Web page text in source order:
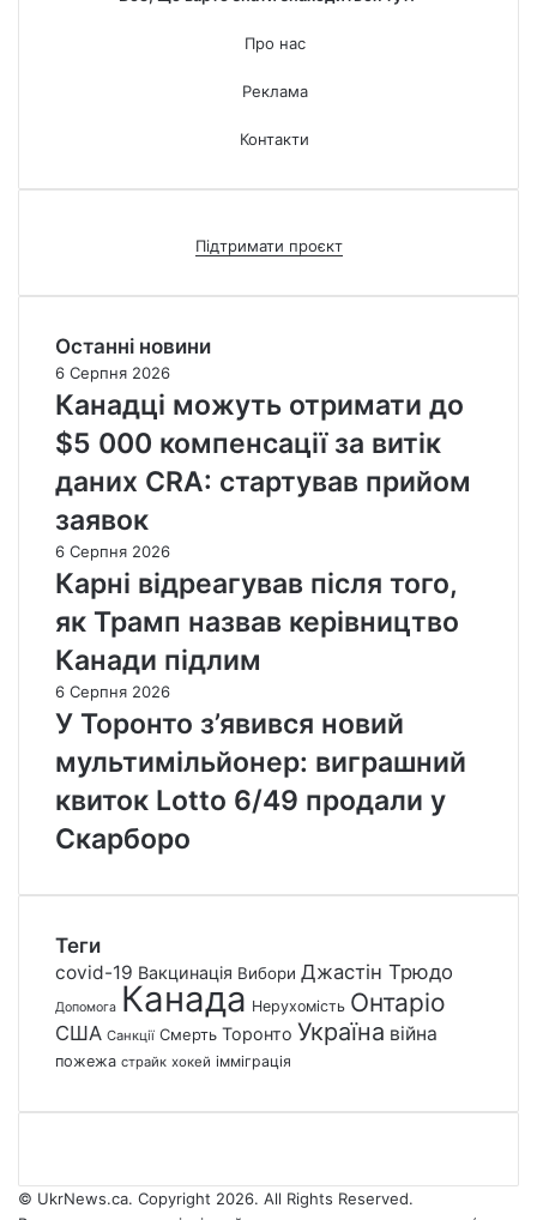
Про нас
Реклама
Контакти
Підтримати проєкт
Останні новини
6 Серпня 2026
Канадці можуть отримати до
$5 000 компенсації за витік
даних CRA: стартував прийом
заявок
6 Серпня 2026
Карні відреагував після того,
як Трамп назвав керівництво
Канади підлим
6 Серпня 2026
У Торонто з’явився новий
мультимільйонер: виграшний
квиток Lotto 6/49 продали у
Скарборо
Теги
covid-19 Вакцинація Вибори Джастін Трюдо
Допомога Канада Нерухомість Онтаріо
США Санкції Смерть Торонто Україна війна
пожежа страйк хокей імміграція
© UkrNews.ca. Copyright 2026. All Rights Reserved.